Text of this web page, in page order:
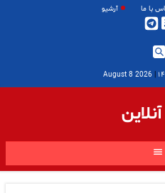
با ما آرشیو
|
2026 August 8
آنلاین